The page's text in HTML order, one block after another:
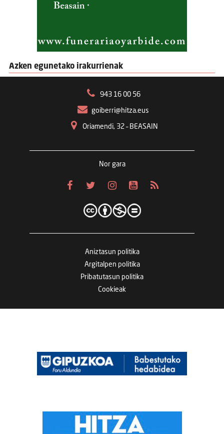
Azken egunetako irakurrienak
943 16 00 56
goiberri@hitza.eus
Oriamendi, 32 – BEASAIN
Nor gara
Aniztasun politika
Argitalpen politika
Pribatutasun politika
Cookieak